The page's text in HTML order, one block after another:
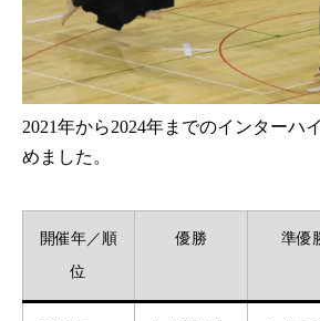
2021年から2024年までのインターハ
めました。
開催年／順
位
優勝 準優